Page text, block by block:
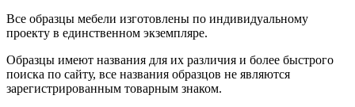
Все образцы мебели изготовлены по индивидуальному
проекту в единственном экземпляре.
Образцы имеют названия для их различия и более быстрого
поиска по сайту, все названия образцов не являются
зарегистрированным товарным знаком.